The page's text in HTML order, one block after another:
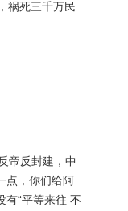
祸死三千万民
帝反封建，中
点，你们给阿
有“平等来往 不